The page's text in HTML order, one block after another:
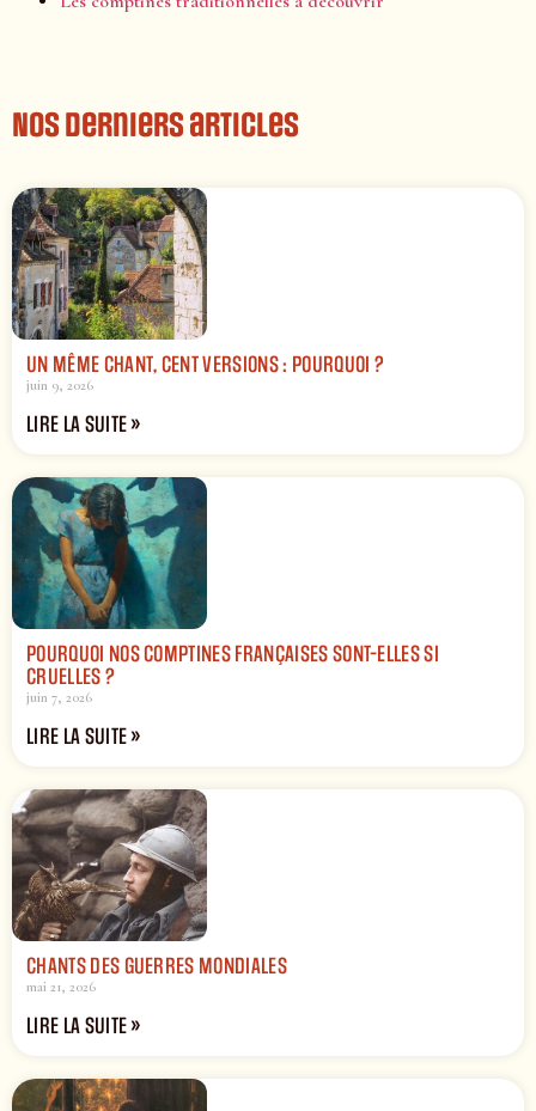
Nos derniers articles
UN MÊME CHANT, CENT VERSIONS : POURQUOI ?
juin 9, 2026
LIRE LA SUITE »
POURQUOI NOS COMPTINES FRANÇAISES SONT-ELLES SI
CRUELLES ?
juin 7, 2026
LIRE LA SUITE »
CHANTS DES GUERRES MONDIALES
mai 21, 2026
LIRE LA SUITE »